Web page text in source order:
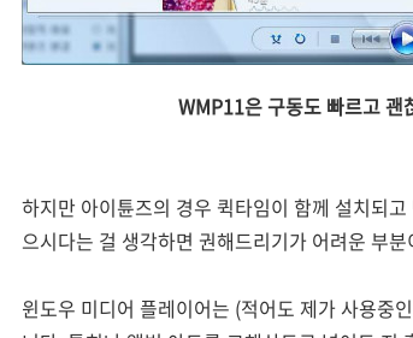
WMP11은 구동도 빠르고 괜
하지만 아이튠즈의 경우 퀵타임이 함께 설치되
으시다는 걸 생각하면 권해드리기가 어려운 부
윈도우 미디어 플레이어는 (적어도 제가 사용중